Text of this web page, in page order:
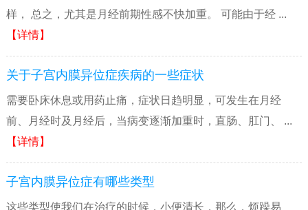
样， 总之，尤其是月经前期性感不快加重。 可能由于经 ...
【详情】
关于子宫内膜异位症疾病的一些症状
需要卧床休息或用药止痛，症状日趋明显，可发生在月经
前、月经时及月经后，当病变逐渐加重时，直肠、肛门、 ...
【详情】
子宫内膜异位症有哪些类型
这些类型使我们在治疗的时候，小便清长，那么，烦躁易